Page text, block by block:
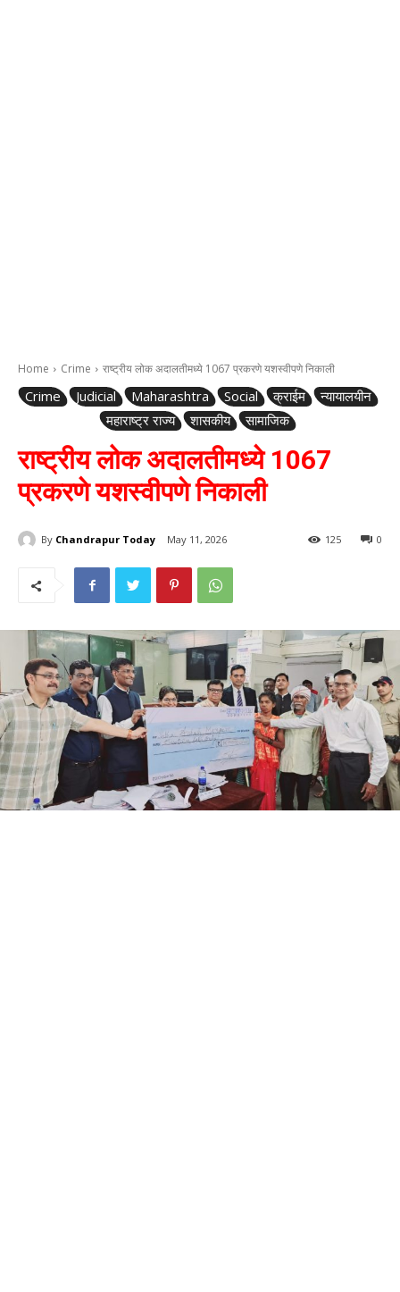
Home Crime राष्ट्रीय लोक अदालतीमध्ये 1067 प्रकरणे यशस्वीपणे निकाली
Crime Judicial Maharashtra Social क्राईम
न्यायालयीन
महाराष्ट्र राज्य
शासकीय सामाजिक
राष्ट्रीय लोक अदालतीमध्ये 1067
प्रकरणे यशस्वीपणे निकाली
By Chandrapur Today May 11, 2026 0
125